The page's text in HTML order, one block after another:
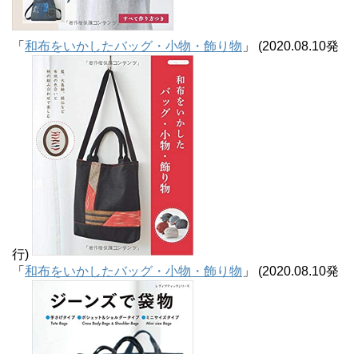
「 和布をいかしたバッグ・小物・飾り物 」 (2020.08.10発
行)
「 和布をいかしたバッグ・小物・飾り物 」 (2020.08.10発